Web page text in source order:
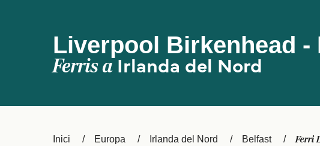
Liverpool Birkenhead -
Ferris a Irlanda del Nord
Inici Europa Irlanda del Nord Belfast Ferri